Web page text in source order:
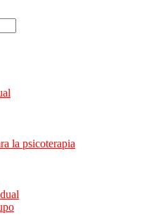
la psicoterapia